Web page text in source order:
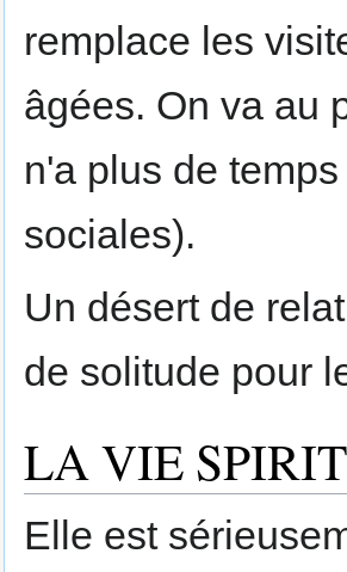
remplace les
âgées. On va au
n'a plus de
sociales).
Un désert de
de solitude pour
LA VIE
Elle est